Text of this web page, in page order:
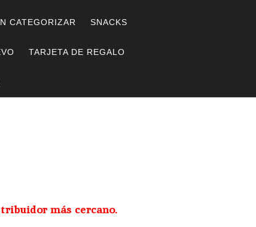
CATEGORIZAR SNACKS
TARJETA DE REGALO
más cercano.